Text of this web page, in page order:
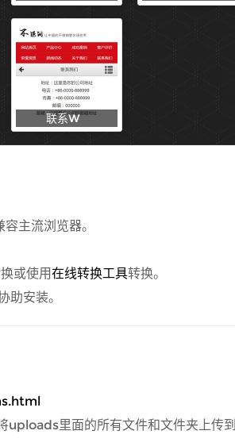
联系W
主流浏览器。
或使用在线转换工具转换。
助安装。
uploads里面的所有文件和文件夹上传